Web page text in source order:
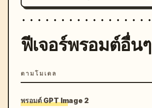
ฟีเจอร์พรอมต์อื่นๆ
ตามโมเดล
พรอมต์ GPT Image 2